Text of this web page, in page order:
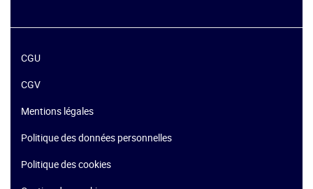
CGU
CGV
Mentions légales
Politique des données personnelles
Politique des cookies